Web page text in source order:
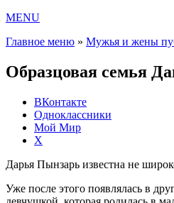
MENU
Главное меню » Мужья и жены
Образцовая семья
ВКонтакте
Одноклассники
Мой Мир
X
Дарья Пынзарь известна не
Уже после этого появлялась в